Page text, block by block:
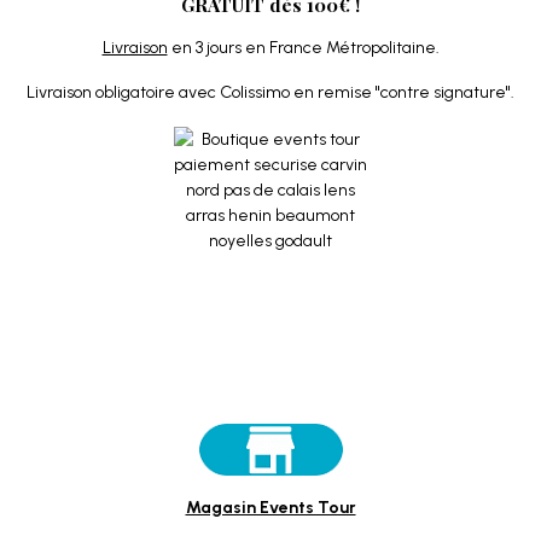
Livraison en 3 jours en France Métropolitaine.
Livraison obligatoire avec Colissimo en remise "contre signature".
Magasin Events Tour